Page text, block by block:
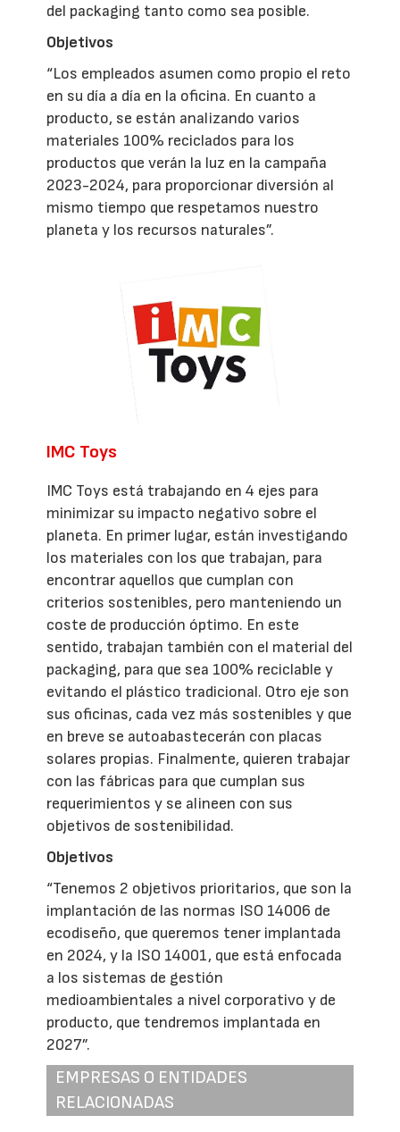
del packaging tanto como sea posible.
Objetivos
“Los empleados asumen como propio el reto
en su día a día en la oficina. En cuanto a
producto, se están analizando varios
materiales 100% reciclados para los
productos que verán la luz en la campaña
2023-2024, para proporcionar diversión al
mismo tiempo que respetamos nuestro
planeta y los recursos naturales”.
IMC Toys
IMC Toys está trabajando en 4 ejes para
minimizar su impacto negativo sobre el
planeta. En primer lugar, están investigando
los materiales con los que trabajan, para
encontrar aquellos que cumplan con
criterios sostenibles, pero manteniendo un
coste de producción óptimo. En este
sentido, trabajan también con el material del
packaging, para que sea 100% reciclable y
evitando el plástico tradicional. Otro eje son
sus oficinas, cada vez más sostenibles y que
en breve se autoabastecerán con placas
solares propias. Finalmente, quieren trabajar
con las fábricas para que cumplan sus
requerimientos y se alineen con sus
objetivos de sostenibilidad.
Objetivos
“Tenemos 2 objetivos prioritarios, que son la
implantación de las normas ISO 14006 de
ecodiseño, que queremos tener implantada
en 2024, y la ISO 14001, que está enfocada
a los sistemas de gestión
medioambientales a nivel corporativo y de
producto, que tendremos implantada en
2027”.
EMPRESAS O ENTIDADES
RELACIONADAS